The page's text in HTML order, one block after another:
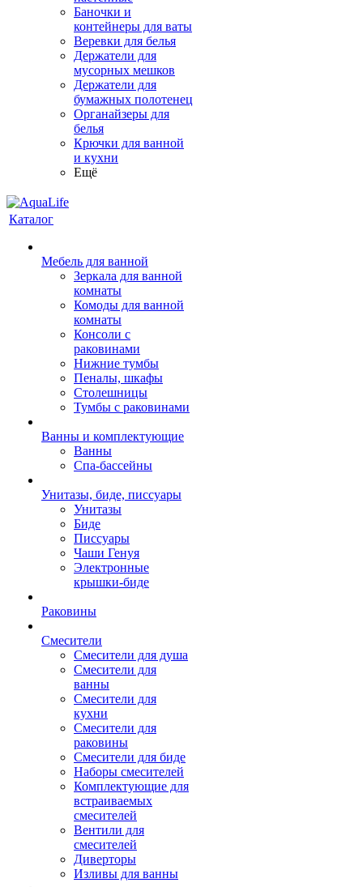
Баночки и
контейнеры для ваты
Веревки для белья
Держатели для
мусорных мешков
Держатели для
бумажных полотенец
Органайзеры для
белья
Крючки для ванной
и кухни
Ещё
Каталог
Мебель для ванной
Зеркала для ванной
комнаты
Комоды для ванной
комнаты
Консоли с
раковинами
Нижние тумбы
Пеналы, шкафы
Столешницы
Тумбы с раковинами
Ванны и комплектующие
Ванны
Спа-бассейны
Унитазы, биде, писсуары
Унитазы
Биде
Писсуары
Чаши Генуя
Электронные
крышки-биде
Раковины
Смесители
Смесители для душа
Смесители для
ванны
Смесители для
кухни
Смесители для
раковины
Смесители для биде
Наборы смесителей
Комплектующие для
встраиваемых
смесителей
Вентили для
смесителей
Диверторы
Изливы для ванны